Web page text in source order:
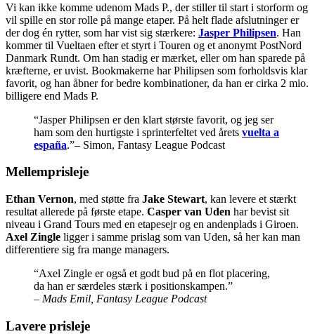
Vi kan ikke komme udenom Mads P., der stiller til start i storform og
vil spille en stor rolle på mange etaper. På helt flade afslutninger er
der dog én rytter, som har vist sig stærkere: Jasper Philipsen. Han
kommer til Vueltaen efter et styrt i Touren og et anonymt PostNord
Danmark Rundt. Om han stadig er mærket, eller om han sparede på
kræfterne, er uvist. Bookmakerne har Philipsen som forholdsvis klar
favorit, og han åbner for bedre kombinationer, da han er cirka 2 mio.
billigere end Mads P.
“Jasper Philipsen er den klart største favorit, og jeg ser
ham som den hurtigste i sprinterfeltet ved årets vuelta a
españa.”– Simon, Fantasy League Podcast
Mellemprisleje
Ethan Vernon, med støtte fra Jake Stewart, kan levere et stærkt
resultat allerede på første etape. Casper van Uden har bevist sit
niveau i Grand Tours med en etapesejr og en andenplads i Giroen.
Axel Zingle ligger i samme prislag som van Uden, så her kan man
differentiere sig fra mange managers.
“Axel Zingle er også et godt bud på en flot placering,
da han er særdeles stærk i positionskampen.”
– Mads Emil, Fantasy League Podcast
Lavere prisleje